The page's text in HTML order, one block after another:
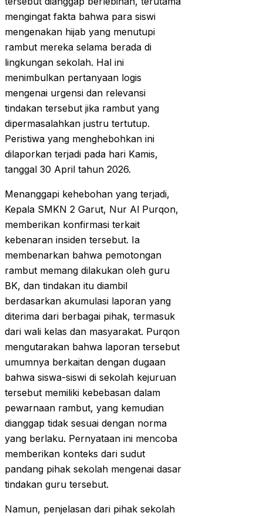
mengingat fakta bahwa para siswi
mengenakan hijab yang menutupi
rambut mereka selama berada di
lingkungan sekolah. Hal ini
menimbulkan pertanyaan logis
mengenai urgensi dan relevansi
tindakan tersebut jika rambut yang
dipermasalahkan justru tertutup.
Peristiwa yang menghebohkan ini
dilaporkan terjadi pada hari Kamis,
tanggal 30 April tahun 2026.
Menanggapi kehebohan yang terjadi,
Kepala SMKN 2 Garut, Nur Al Purqon,
memberikan konfirmasi terkait
kebenaran insiden tersebut. Ia
membenarkan bahwa pemotongan
rambut memang dilakukan oleh guru
BK, dan tindakan itu diambil
berdasarkan akumulasi laporan yang
diterima dari berbagai pihak, termasuk
dari wali kelas dan masyarakat. Purqon
mengutarakan bahwa laporan tersebut
umumnya berkaitan dengan dugaan
bahwa siswa-siswi di sekolah kejuruan
tersebut memiliki kebebasan dalam
pewarnaan rambut, yang kemudian
dianggap tidak sesuai dengan norma
yang berlaku. Pernyataan ini mencoba
memberikan konteks dari sudut
pandang pihak sekolah mengenai dasar
tindakan guru tersebut.
Namun, penjelasan dari pihak sekolah